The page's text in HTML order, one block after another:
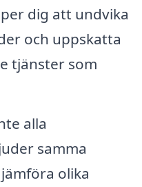
dig att undvika
och uppskatta
tjänster som
alla
samma
olika